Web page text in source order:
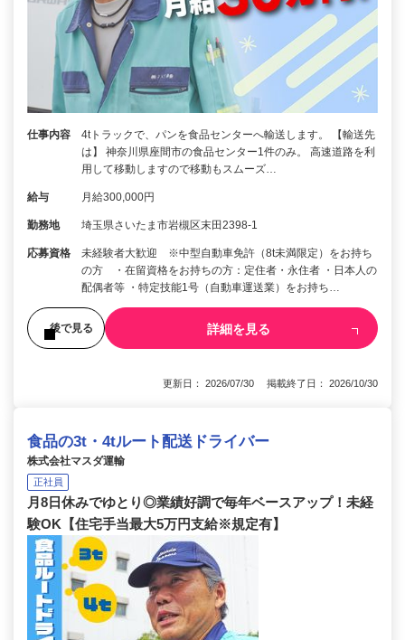
仕事内容
4tトラックで、パンを食品センターへ輸送します。 【輸送先
は】 神奈川県座間市の食品センター1件のみ。 高速道路を利
用して移動しますので移動もスムーズ…
給与 月給300,000円
勤務地 埼玉県さいたま市岩槻区末田2398-1
応募資格
未経験者大歓迎 ※中型自動車免許（8t未満限定）をお持ち
の方 ・在留資格をお持ちの方：定住者・永住者 ・日本人の
配偶者等 ・特定技能1号（自動車運送業）をお持ち…
後で見る 詳細を見る
更新日： 2026/07/30 掲載終了日： 2026/10/30
食品の3t・4tルート配送ドライバー
株式会社マスダ運輸
正社員
月8日休みでゆとり◎業績好調で毎年ベースアップ！未経
験OK【住宅手当最大5万円支給※規定有】